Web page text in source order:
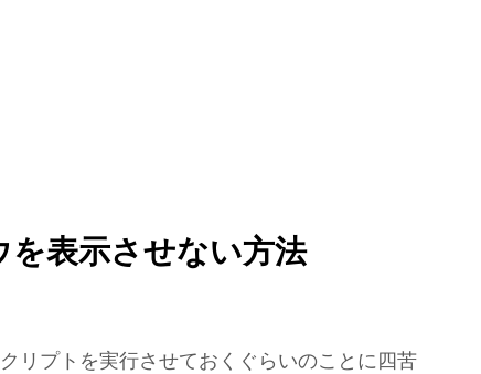
を表示させない方法
リプトを実行させておくぐらいのことに四苦